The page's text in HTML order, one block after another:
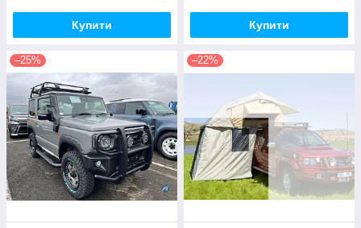
Купити Купити
–25% –22%